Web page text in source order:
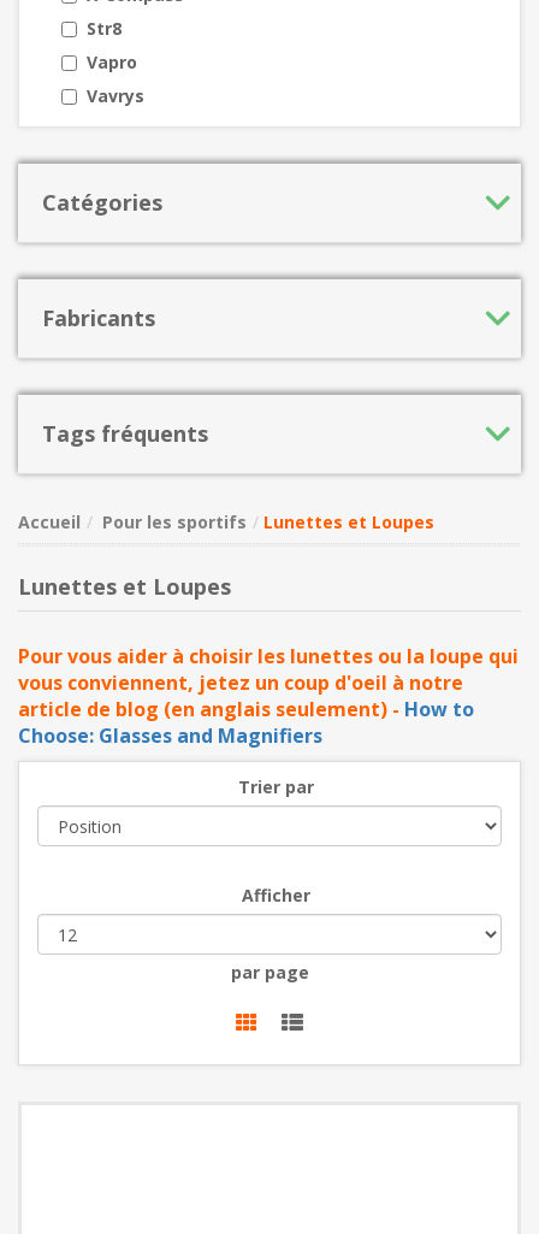
Str8
Vapro
Vavrys
Catégories
Fabricants
Tags fréquents
Accueil Pour les sportifs Lunettes et Loupes
Lunettes et Loupes
Pour vous aider à choisir les lunettes ou la loupe qui
vous conviennent, jetez un coup d'oeil à notre
article de blog (en anglais seulement) - How to
Choose: Glasses and Magnifiers
Trier par
Afficher
par page